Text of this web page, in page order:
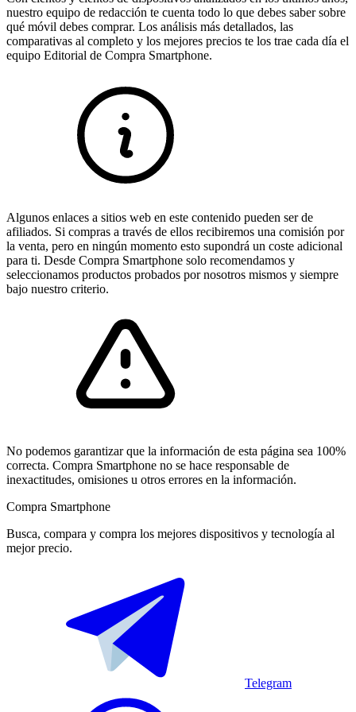
nuestro equipo de redacción te cuenta todo lo que debes saber sobre
qué móvil debes comprar. Los análisis más detallados, las
comparativas al completo y los mejores precios te los trae cada día el
equipo Editorial de Compra Smartphone.
Algunos enlaces a sitios web en este contenido pueden ser de
afiliados. Si compras a través de ellos recibiremos una comisión por
la venta, pero en ningún momento esto supondrá un coste adicional
para ti. Desde Compra Smartphone solo recomendamos y
seleccionamos productos probados por nosotros mismos y siempre
bajo nuestro criterio.
No podemos garantizar que la información de esta página sea 100%
correcta. Compra Smartphone no se hace responsable de
inexactitudes, omisiones u otros errores en la información.
Compra Smartphone
Busca, compara y compra los mejores dispositivos y tecnología al
mejor precio.
Telegram